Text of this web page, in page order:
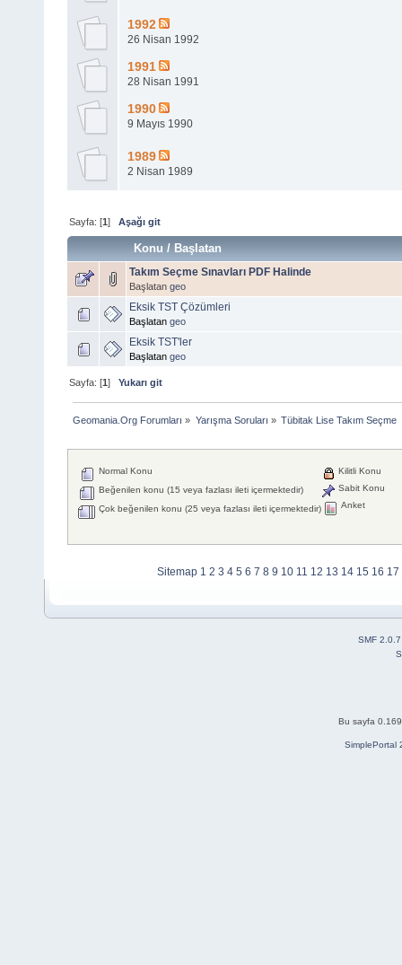
1992
26 Nisan 1992
1991
28 Nisan 1991
1990
9 Mayıs 1990
1989
2 Nisan 1989
Sayfa: [1]Aşağı git
Konu / Başlatan
Takım Seçme Sınavları PDF Halinde
Başlatan geo
Eksik TST Çözümleri
Başlatan geo
Eksik TST'ler
Başlatan geo
Sayfa: [1]Yukarı git
Geomania.Org Forumları » Yarışma Soruları » Tübitak Lise Takım Seçme
Normal Konu
Beğenilen konu (15 veya fazlası ileti içermektedir)
Çok beğenilen konu (25 veya fazlası ileti içermektedir)
Kilitli Konu
Sabit Konu
Anket
Sitemap 1 2 3 4 5 6 7 8 9 10 11 12 13 14 15 16 17
SMF 2.0.7
Bu sayfa
SimplePortal